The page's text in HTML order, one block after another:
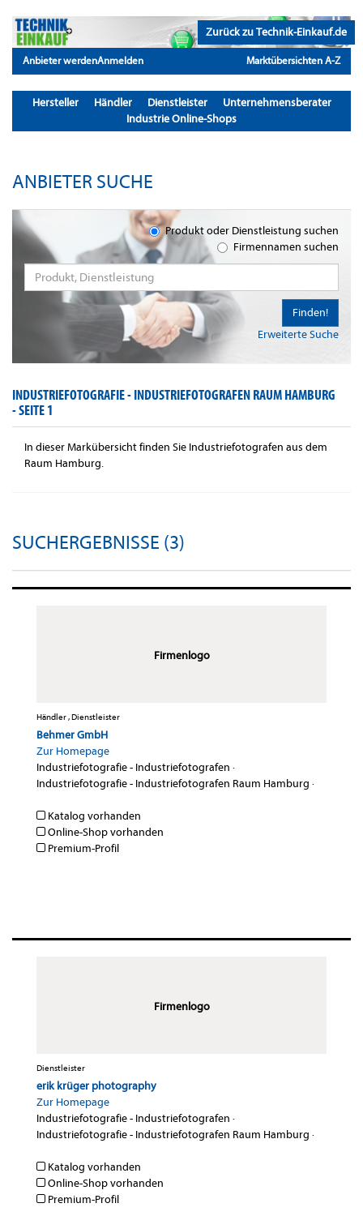
Zurück zu Technik-Einkauf.de
Anbieter werdenAnmelden Marktübersichten A-Z
Hersteller Händler Dienstleister
Unternehmensberater
Industrie Online-Shops
ANBIETER SUCHE
Produkt oder Dienstleistung suchen
Firmennamen suchen
Erweiterte Suche
Finden!
INDUSTRIEFOTOGRAFIE - INDUSTRIEFOTOGRAFEN RAUM HAMBURG
-SEITE 1
In dieser Markübersicht finden Sie Industriefotografen aus dem
Raum Hamburg.
SUCHERGEBNISSE (3)
Firmenlogo
Händler , Dienstleister
Behmer GmbH
Zur Homepage
Industriefotografie - Industriefotografen ·
Industriefotografie - Industriefotografen Raum Hamburg ·
Katalog vorhanden
Online-Shop vorhanden
Premium-Profil
Firmenlogo
Dienstleister
erik krüger photography
Zur Homepage
Industriefotografie - Industriefotografen ·
Industriefotografie - Industriefotografen Raum Hamburg ·
Katalog vorhanden
Online-Shop vorhanden
Premium-Profil